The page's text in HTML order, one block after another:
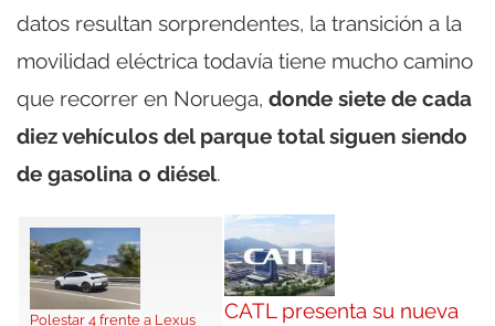
datos resultan sorprendentes, la transición a la
movilidad eléctrica todavía tiene mucho camino
que recorrer en Noruega, donde siete de cada
diez vehículos del parque total siguen siendo
de gasolina o diésel.
Polestar 4 frente a Lexus CATL presenta su nueva